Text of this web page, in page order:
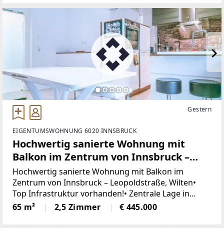
Gestern
EIGENTUMSWOHNUNG 6020 INNSBRUCK
Hochwertig sanierte Wohnung mit
Balkon im Zentrum von Innsbruck –
Leopoldstraße, Wilten
Hochwertig sanierte Wohnung mit Balkon im
Zentrum von Innsbruck – Leopoldstraße, Wilten•
Top Infrastruktur vorhanden!• Zentrale Lage in
Innsbruck im Stadtteil Wilten!• Hochwertig renoviert
vor ca. 11 Jahren!• Kellerabteil vorhanden!•
65 m² 2,5 Zimmer € 445.000